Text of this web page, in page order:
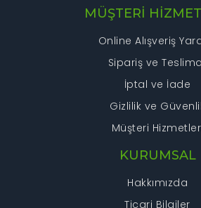
MÜŞTERİ
Online Alışveriş
Sipariş ve
İptal ve İade
Gizlilik ve
Müşteri
KURUMSAL
Hakkımızda
Ticari Bilgiler